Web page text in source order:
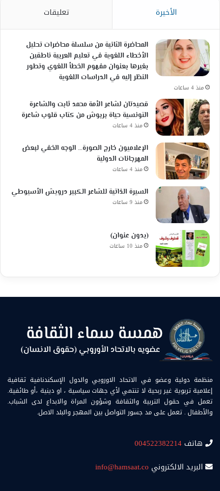
الأخيرة تعليقات
المحاضرة الثانية من سلسلة محاضرات تحليل
الأخطاء اللغوية في تعليم العربية ناطقين
بغيرها بعنوان مفهوم الخطأ اللغوي وتطور
النظر إليه في الدراسات اللغوية
منذ 4 ساعات
قصيدتان لشاعر الأمة محمد ثابت والشاعرة
التونسية حياة بربوش من كتاب قلوب شاعرة
منذ 4 ساعات
الإعلاميون خارج الصورة… الوجه الخفي لبعض
المهرجانات الدولية
منذ 4 ساعات
السيرة الذاتية للشاعر الكبير درويش الأسيوطي
منذ 9 ساعات
(بدون عنوان)
منذ 10 ساعات
منظمة دولية وعضو في الاتحاد الاوروبي والدول الإسكندنافية ثقافية
إعلامية تربوية غير ربحية لا تنتمي لأي جهات سياسية ، او دينية ،أو طائفية.
تعمل في حقول التربية والثقافة وشؤون المراة والابداع لدى الشباب.
والأطفال . تعمل على مد جسور التواصل بين المهجر والبلد الاصل.
هاتف 004522382214
البريد الالكتروني info@hamsaat.co